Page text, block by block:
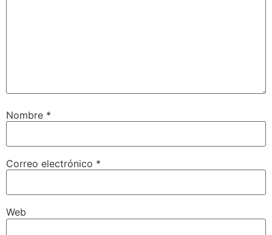
Nombre *
Correo electrónico *
Web